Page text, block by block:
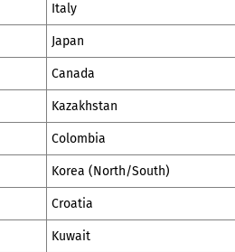
Italy
Japan
Canada
Kazakhstan
Colombia
Korea (North/South)
Croatia
Kuwait